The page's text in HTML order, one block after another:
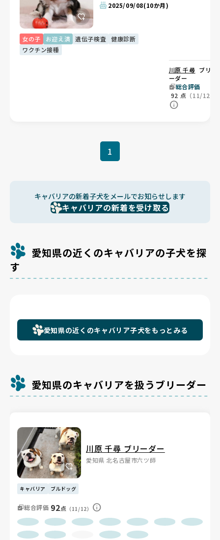
2025/09/08(10か月)
女の子 お迎え済 遺伝子検査
健康診断
ワクチン接種
川原 千尋 ブリ
ーダー
総合評価
92 点 （11/12）
1
キャバリアの新着子犬をメールでお知らせします
キャバリアの新着を受け取る
愛知県の近くのキャバリアの子犬を探
す
愛知県の近くのキャバリア子犬をもっとみる
愛知県のキャバリアを扱うブリーダー
川原 千尋 ブリーダー
愛知県 北名古屋市六ツ師
キャバリア ブルドッグ
総合評価 92点 （11/12）